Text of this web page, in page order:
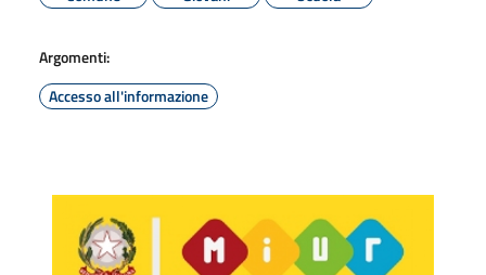
Argomenti:
Accesso all'informazione